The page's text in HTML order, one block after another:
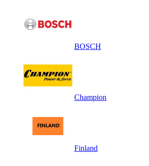
BOSCH
Champion
Finland